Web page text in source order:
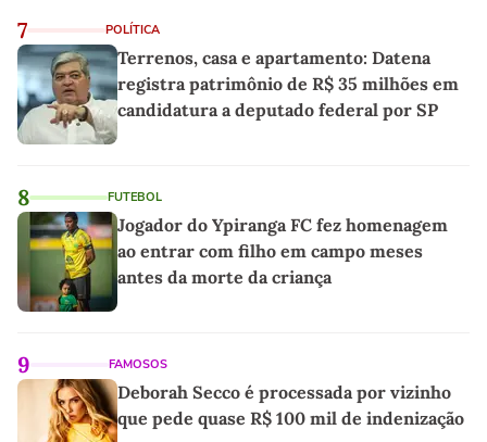
7 POLÍTICA
Terrenos, casa e apartamento: Datena
registra patrimônio de R$ 35 milhões em
candidatura a deputado federal por SP
8 FUTEBOL
Jogador do Ypiranga FC fez homenagem
ao entrar com filho em campo meses
antes da morte da criança
9 FAMOSOS
Deborah Secco é processada por vizinho
que pede quase R$ 100 mil de indenização